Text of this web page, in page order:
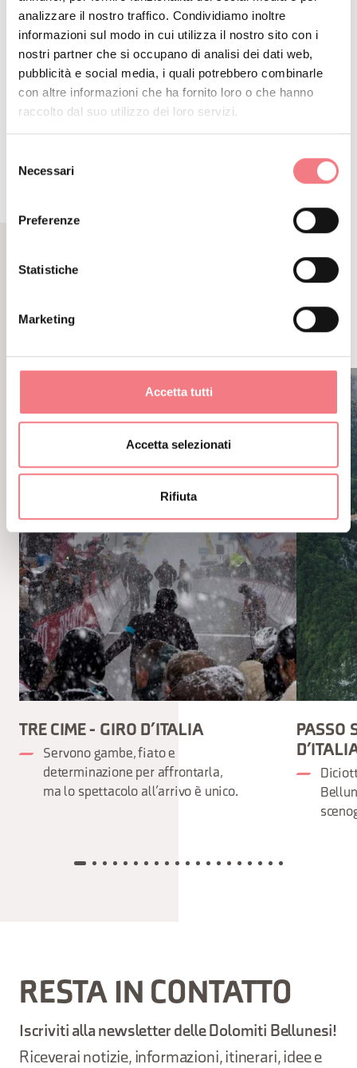
analizzare il nostro traffico. Condividiamo inoltre
informazioni sul modo in cui utilizza il nostro sito con i
nostri partner che si occupano di analisi dei dati web,
pubblicità e social media, i quali potrebbero combinarle
con altre informazioni che ha fornito loro o che hanno
raccolto dal suo utilizzo dei loro servizi.
delNecessari
Preferenze
Statistiche
Marketing
Accetta tutti
Accetta selezionati
Rifiuta
DETTAGLIO
ITINERARIO
CONTENUTI CORRELATI
ANCHE
TRE CIME - GIRO D’ITALIA
Servono gambe, fiato e
determinazione per affrontarla,
ma lo spettacolo all’arrivo è unico.
PASSO
RESTA IN CONTATTO
Iscriviti alla newsletter delle Dolomiti Bellunesi!
Riceverai notizie, informazioni, itinerari, idee e